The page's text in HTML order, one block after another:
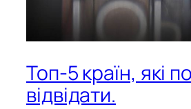
Топ-5 країн, які
відвідати.